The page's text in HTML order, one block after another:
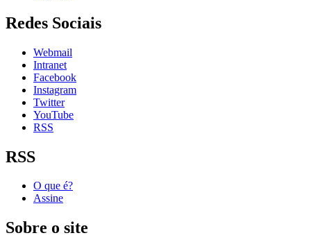
Redes Sociais
Webmail
Intranet
Facebook
Instagram
Twitter
YouTube
RSS
RSS
O que é?
Assine
Sobre o site